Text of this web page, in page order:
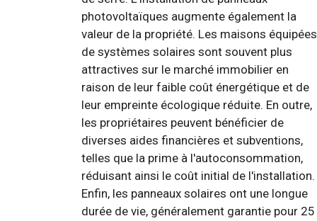
photovoltaïques augmente également la
valeur de la propriété. Les maisons équipées
de systèmes solaires sont souvent plus
attractives sur le marché immobilier en
raison de leur faible coût énergétique et de
leur empreinte écologique réduite. En outre,
les propriétaires peuvent bénéficier de
diverses aides financières et subventions,
telles que la prime à l'autoconsommation,
réduisant ainsi le coût initial de l'installation.
Enfin, les panneaux solaires ont une longue
durée de vie, généralement garantie pour 25